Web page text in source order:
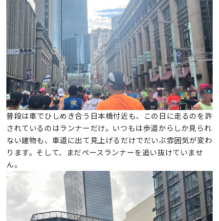
普段は車でひしめき合う日本橋付近も、この日に走るのを許
されているのはランナーだけ。いつもは歩道からしか見られ
ない建物も、車道に出て見上げるだけでだいぶ雰囲気が変わ
ります。そして、まだペースランナーを追い抜けていませ
ん。